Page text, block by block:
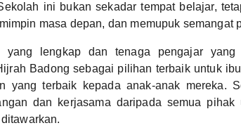
ini bukan sekadar tempat belajar,
masa depan, dan memupuk semangat
yang lengkap dan tenaga pengajar yang
Badong sebagai pilihan terbaik untuk
yang terbaik kepada anak-anak mereka.
dan kerjasama daripada semua pihak